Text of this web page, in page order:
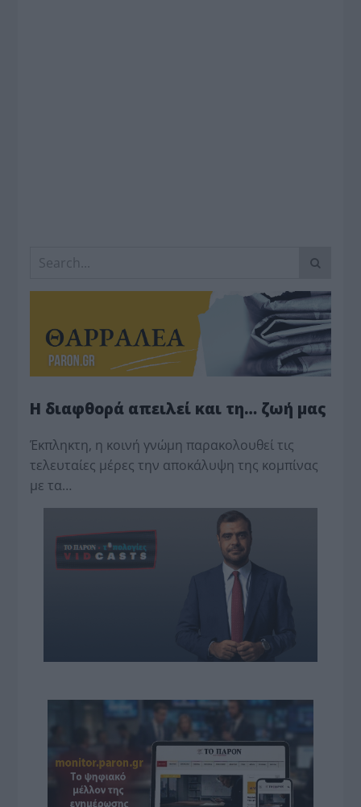
Η διαφθορά απειλεί και τη… ζωή μας
Έκπληκτη, η κοινή γνώμη παρακολουθεί τις
τελευταίες μέρες την αποκάλυψη της κο­μπίνας
με τα…